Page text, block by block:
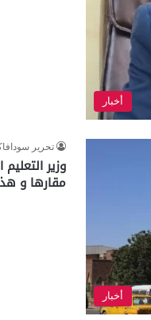
أخبار
أخبار
تحرير
وزير
مقارها و